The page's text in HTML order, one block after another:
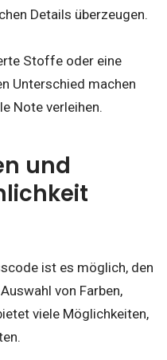
Details überzeugen.
Stoffe oder eine
Unterschied machen
Note verleihen.
und
ist es möglich, den
von Farben,
viele Möglichkeiten,